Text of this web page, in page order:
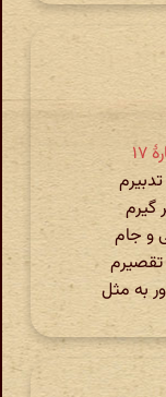
و جام
به مثل